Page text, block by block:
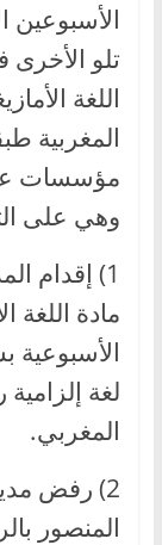
الأسبوعين
تلو
اللغة
المغربية
مؤسسات
وهي على
1) إقدام
مادة
الأسبوعية
لغة
المغربي.
2) رفض
المنصور